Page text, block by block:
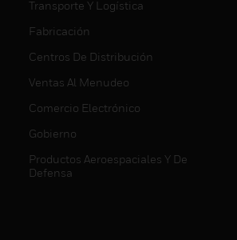
Transporte Y Logística
Fabricación
Centros De Distribución
Ventas Al Menudeo
Comercio Electrónico
Gobierno
Productos Aeroespaciales Y De
Defensa